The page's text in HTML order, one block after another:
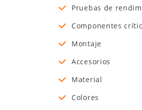
Pruebas de
Componentes
Montaje
Accesorios
Material
Colores